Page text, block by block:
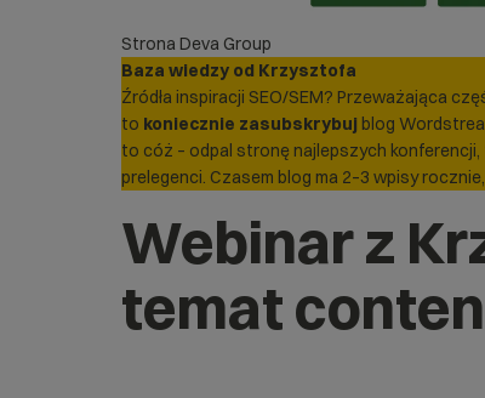
Strona Deva Group
Baza wiedzy od Krzysztofa
Źródła inspiracji SEO/SEM? Przeważająca
to koniecznie zasubskrybuj blog
to cóż – odpal stronę najlepszych konferencji,
prelegenci. Czasem blog ma 2–3 wpisy
Webinar z
temat